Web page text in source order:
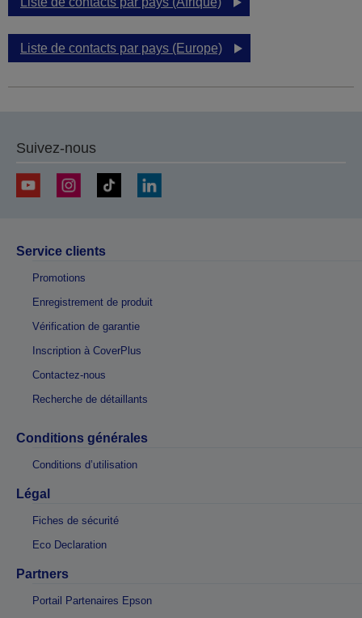
Liste de contacts par pays (Europe)
Suivez-nous
Service clients
Promotions
Enregistrement de produit
Vérification de garantie
Inscription à CoverPlus
Contactez-nous
Recherche de détaillants
Conditions générales
Conditions d’utilisation
Légal
Fiches de sécurité
Eco Declaration
Partners
Portail Partenaires Epson